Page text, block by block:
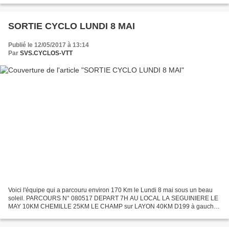
SORTIE CYCLO LUNDI 8 MAI
Publié le 12/05/2017 à 13:14
Par SVS.CYCLOS-VTT
Voici l'équipe qui a parcouru environ 170 Km le Lundi 8 mai sous un beau
soleil. PARCOURS N° 080517 DEPART 7H AU LOCAL LA SEGUINIERE LE
MAY 10KM CHEMILLE 25KM LE CHAMP sur LAYON 40KM D199 à gauche